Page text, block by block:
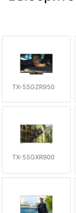
TX-55GZR950
TX-55GXR900